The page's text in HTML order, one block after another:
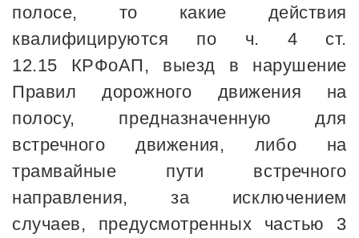
полосе, то какие действия
квалифицируются по ч. 4 ст.
12.15 КРФоАП, выезд в нарушение
Правил дорожного движения на
полосу, предназначенную для
встречного движения, либо на
трамвайные пути встречного
направления, за исключением
случаев, предусмотренных частью 3